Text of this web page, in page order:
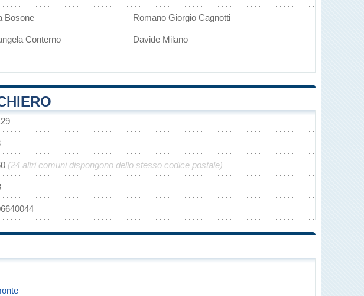
Bosone Romano Giorgio Cagnotti
Conterno Davide Milano
(24 altri comuni dispongono dello stesso codice postale)